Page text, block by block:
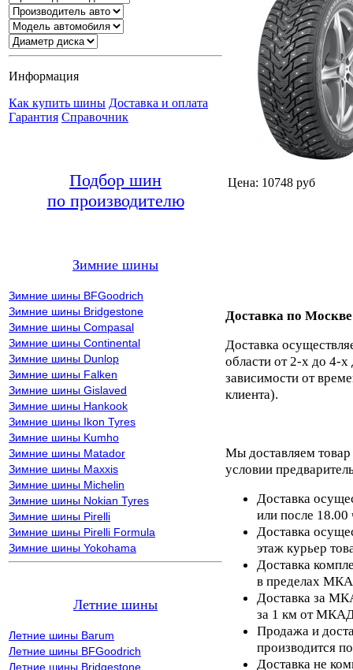
Информация
Как купить шины Доставка и оплата
Гарантия Справочник
Подбор шин
по производителю
Зимние шины
Зимние шины BFGoodrich
Зимние шины Bridgestone
Зимние шины Compasal
Зимние шины Continental
Зимние шины Dunlop
Зимние шины Falken
Зимние шины Gislaved
Зимние шины Hankook
Зимние шины Ikon Tyres
Зимние шины Kumho
Зимние шины Matador
Зимние шины Maxxis
Зимние шины Michelin
Зимние шины Nokian Tyres
Зимние шины Pirelli
Зимние шины Pirelli Formula
Зимние шины Yokohama
Летние шины
Летние шины Barum
Летние шины BFGoodrich
Летние шины Bridgestone
Цена: 10748 руб
Доставка по
Доставка
области от 2-х до 4-х
зависимости от
клиента).
Мы доставляем
условии
Доставка
или после 18.00
Доставка
этаж курьер
Доставка
в пределах
Доставка за
за 1 км от
Продажа и
производится
Доставка не